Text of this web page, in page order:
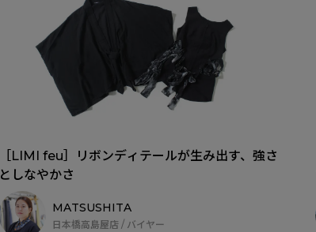
［LIMI feu］リボンディテールが生み出す、強さ
としなやかさ
MATSUSHITA
日本橋高島屋店 / バイヤー